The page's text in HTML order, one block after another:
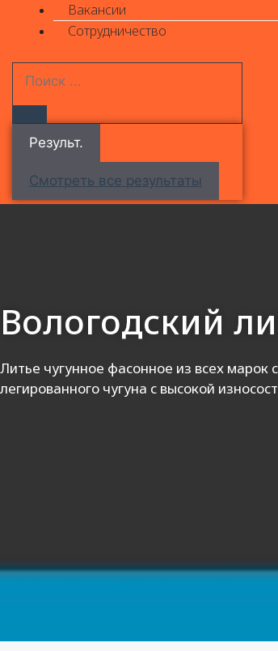
Вакансии
Сотрудничество
Результ.
Смотреть все результаты
Вологодский
Литье чугунное фасонное из всех марок
легированного чугуна с высокой